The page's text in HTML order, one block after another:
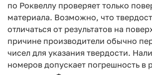
по Роквеллу проверяет только
материала. Возможно, что
отличаться от результатов на
причине производители обычно
чисел для указания твердости.
номеров допускает погрешность в